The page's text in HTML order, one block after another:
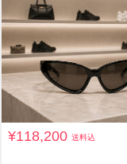
¥118,200送料込